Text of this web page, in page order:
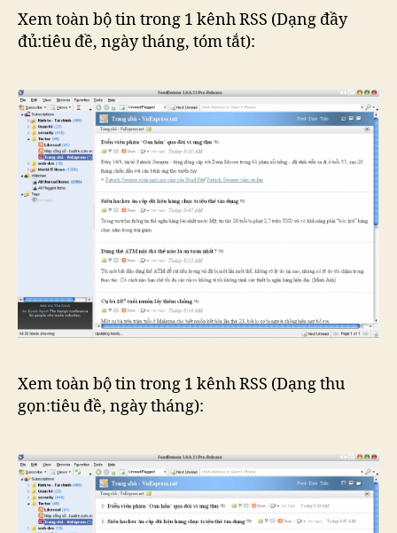
Xem toàn bộ tin trong 1 kênh RSS (Dạng đầy
đủ:tiêu đề, ngày tháng, tóm tắt):
Xem toàn bộ tin trong 1 kênh RSS (Dạng thu
gọn:tiêu đề, ngày tháng):